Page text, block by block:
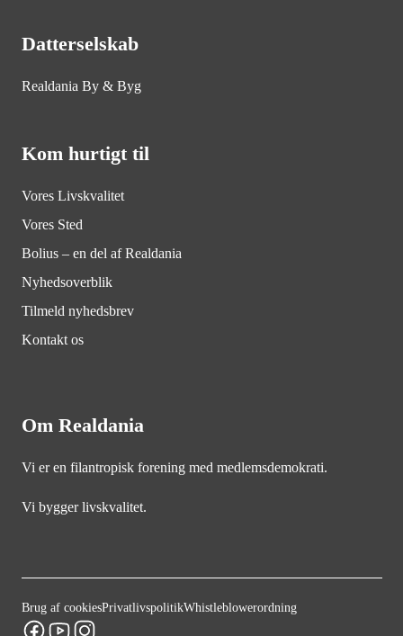
Datterselskab
Realdania By & Byg
Kom hurtigt til
Vores Livskvalitet
Vores Sted
Bolius – en del af Realdania
Nyhedsoverblik
Tilmeld nyhedsbrev
Kontakt os
Om Realdania
Vi er en filantropisk forening med medlemsdemokrati.
Vi bygger livskvalitet.
Brug af cookiesPrivatlivspolitikWhistleblowerordning